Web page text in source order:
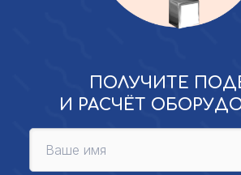
ПОЛУЧИТЕ
И РАСЧЁТ